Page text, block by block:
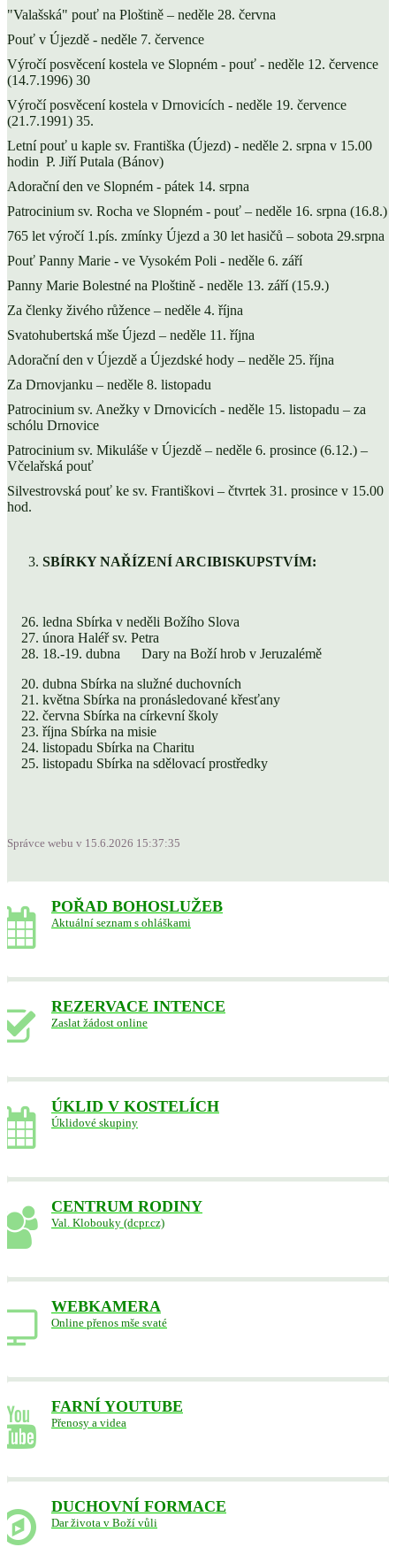
"Valašská" pouť na Ploštině – neděle 28. června
Pouť v Újezdě - neděle 7. července
Výročí posvěcení kostela ve Slopném - pouť - neděle 12. července
(14.7.1996) 30
Výročí posvěcení kostela v Drnovicích - neděle 19. července
(21.7.1991) 35.
Letní pouť u kaple sv. Františka (Újezd) - neděle 2. srpna v 15.00
hodin P. Jiří Putala (Bánov)
Adorační den ve Slopném - pátek 14. srpna
Patrocinium sv. Rocha ve Slopném - pouť – neděle 16. srpna (16.8.)
765 let výročí 1.pís. zmínky Újezd a 30 let hasičů – sobota 29.srpna
Pouť Panny Marie - ve Vysokém Poli - neděle 6. září
Panny Marie Bolestné na Ploštině - neděle 13. září (15.9.)
Za členky živého růžence – neděle 4. října
Svatohubertská mše Újezd – neděle 11. října
Adorační den v Újezdě a Újezdské hody – neděle 25. října
Za Drnovjanku – neděle 8. listopadu
Patrocinium sv. Anežky v Drnovicích - neděle 15. listopadu – za
schólu Drnovice
Patrocinium sv. Mikuláše v Újezdě – neděle 6. prosince (6.12.) –
Včelařská pouť
Silvestrovská pouť ke sv. Františkovi – čtvrtek 31. prosince v 15.00
hod.
SBÍRKY NAŘÍZENÍ ARCIBISKUPSTVÍM:
ledna Sbírka v neděli Božího Slova
února Haléř sv. Petra
18.-19. dubna Dary na Boží hrob v Jeruzalémě
dubna Sbírka na služné duchovních
května Sbírka na pronásledované křesťany
června Sbírka na církevní školy
října Sbírka na misie
listopadu Sbírka na Charitu
listopadu Sbírka na sdělovací prostředky
Správce webu v 15.6.2026 15:37:35
POŘAD BOHOSLUŽEB
Aktuální seznam s ohláškami
REZERVACE INTENCE
Zaslat žádost online
ÚKLID V KOSTELÍCH
Úklidové skupiny
CENTRUM RODINY
Val. Klobouky (dcpr.cz)
WEBKAMERA
Online přenos mše svaté
FARNÍ YOUTUBE
Přenosy a videa
DUCHOVNÍ FORMACE
Dar života v Boží vůli